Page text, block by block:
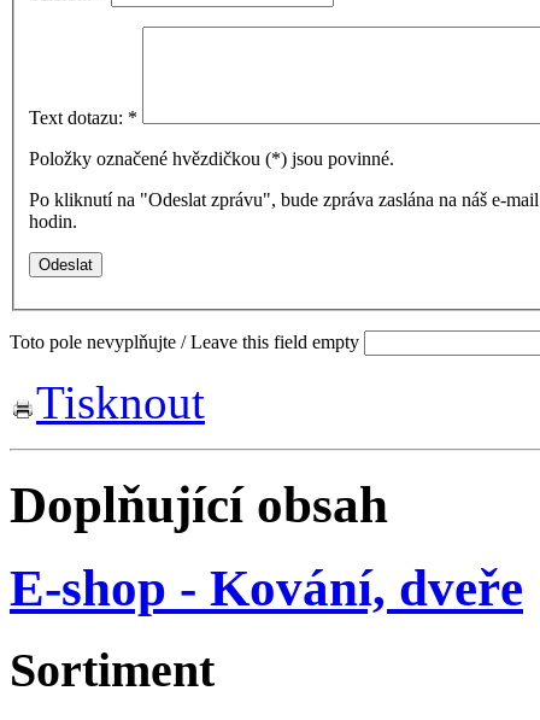
Text dotazu: *
Položky označené hvězdičkou (*) jsou povinné.
Po kliknutí na "Odeslat zprávu", bude zpráva zaslána na náš e-
hodin.
Toto pole nevyplňujte / Leave this field empty
Tisknout
Doplňující obsah
E-shop - Kování, dveře
Sortiment